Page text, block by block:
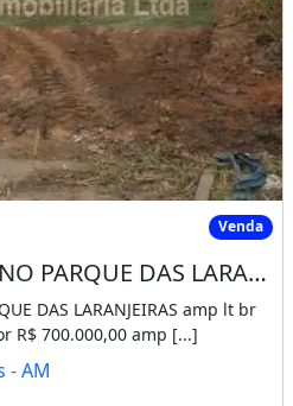
NO PARQUE DAS Venda
TERRENO Á VENDA NO PARQUE DAS LARANJEIRAS
DAS LARANJEIRAS amp lt br
R$ 700.000,00 amp [...]
- AM